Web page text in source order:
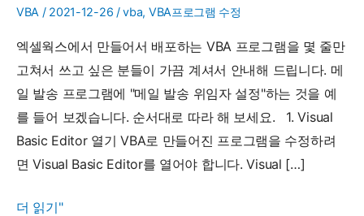
VBA / 2021-12-26 /vba, VBA프로그램 수정
엑셀웍스에서 만들어서 배포하는 VBA 프로그램을 몇 줄만
고쳐서 쓰고 싶은 분들이 가끔 계셔서 안내해 드립니다. 메
일 발송 프로그램에 "메일 발송 위임자 설정"하는 것을 예
를 들어 보겠습니다. 순서대로 따라 해 보세요. 1. Visual
Basic Editor 열기 VBA로 만들어진 프로그램을 수정하려
면 Visual Basic Editor를 열어야 합니다. Visual […]
비
더 읽기"